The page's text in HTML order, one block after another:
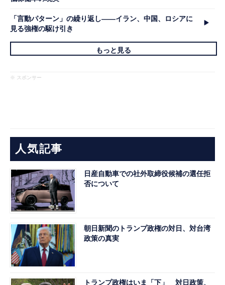
「言動パターン」の繰り返し――イラン、中国、ロシアに
見る強権の駆け引き
もっと見る
※ スポンサー
人気記事
日産自動車での社外取締役候補の選任拒
否について
朝日新聞のトランプ政権の対日、対台湾
政策の真実
トランプ政権はいま「下」 対日政策、